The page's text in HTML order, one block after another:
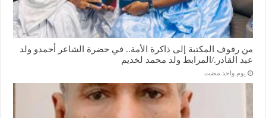
من رفوف المكتبة إلى ذاكرة الأمة.. في حضرة الشاعر أحمدو ولد
عبد القادر./المرابط ولد محمد لخديم
‏يوم واحد مضت